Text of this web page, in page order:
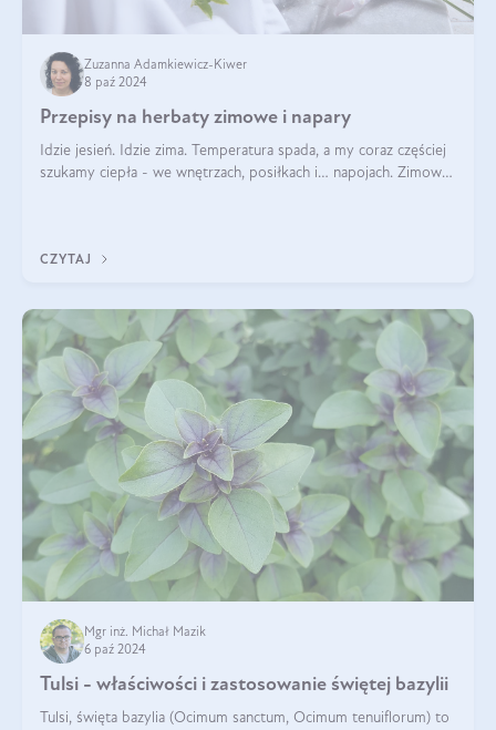
Zuzanna Adamkiewicz-Kiwer
8 paź 2024
Przepisy na herbaty zimowe i napary
Idzie jesień. Idzie zima. Temperatura spada, a my coraz częściej
szukamy ciepła - we wnętrzach, posiłkach i… napojach. Zimowe
CZYTAJ
Mgr inż. Michał Mazik
6 paź 2024
Tulsi - właściwości i zastosowanie świętej bazylii
Tulsi, święta bazylia (Ocimum sanctum, Ocimum tenuiflorum) to